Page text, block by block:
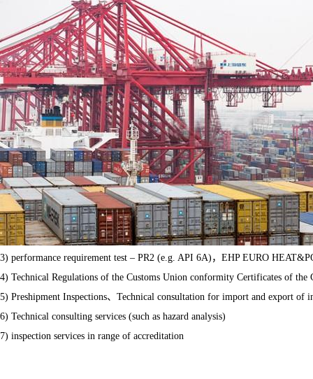
3) performance requirement test – PR2 (e.g. API 6A)，EHP EURO
4) Technical Regulations of the Customs Union conformity Certificates of
5) Preshipment Inspections、Technical consultation for import and export of
6) Technical consulting services (such as hazard analysis)
7) inspection services in range of accreditation